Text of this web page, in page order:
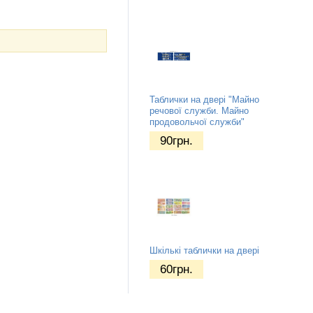
Таблички на двері "Майно
речової служби. Майно
продовольчої служби"
90грн.
Шкількі таблички на двері
60грн.